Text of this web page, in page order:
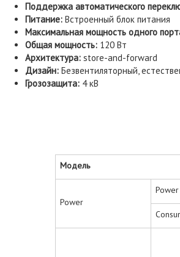
Поддержка автоматического
Питание: Встроенный блок питания
Максимальная мощность одного
Общая мощность: 120 Вт
Архитектура: store-and-forward
Дизайн: Безвентиляторный,
Грозозащита: 4 кВ
Модель
Power